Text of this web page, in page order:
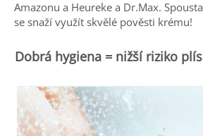
Amazonu a Heureke a Dr.Max.
se snaží využít skvělé pověsti krému!
Dobrá hygiena = nižší riziko